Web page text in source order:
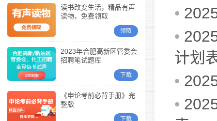
读书改变生活，精品有声
读物，免费领取
领取
2023年合肥高新区管委会
招聘笔试题库
下载
《申论考前必背手册》完
整版
下载
•
•
计划
•
•